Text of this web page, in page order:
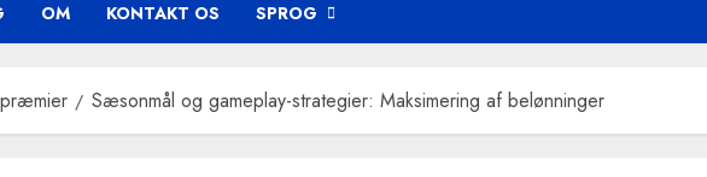
OM KONTAKT OS SPROG
Sæsonmål og gameplay-strategier: Maksimering af belønninger